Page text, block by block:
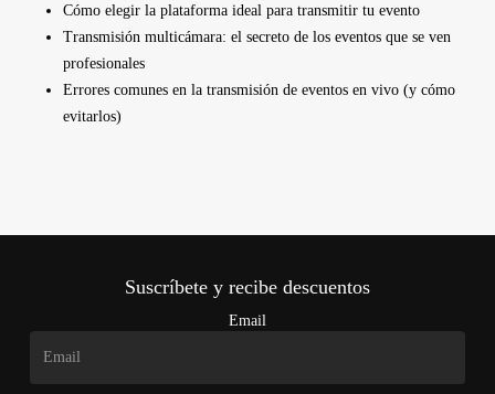
Cómo elegir la plataforma ideal para transmitir tu evento
Transmisión multicámara: el secreto de los eventos que se ven
profesionales
Errores comunes en la transmisión de eventos en vivo (y cómo
evitarlos)
Suscríbete y recibe descuentos
Email